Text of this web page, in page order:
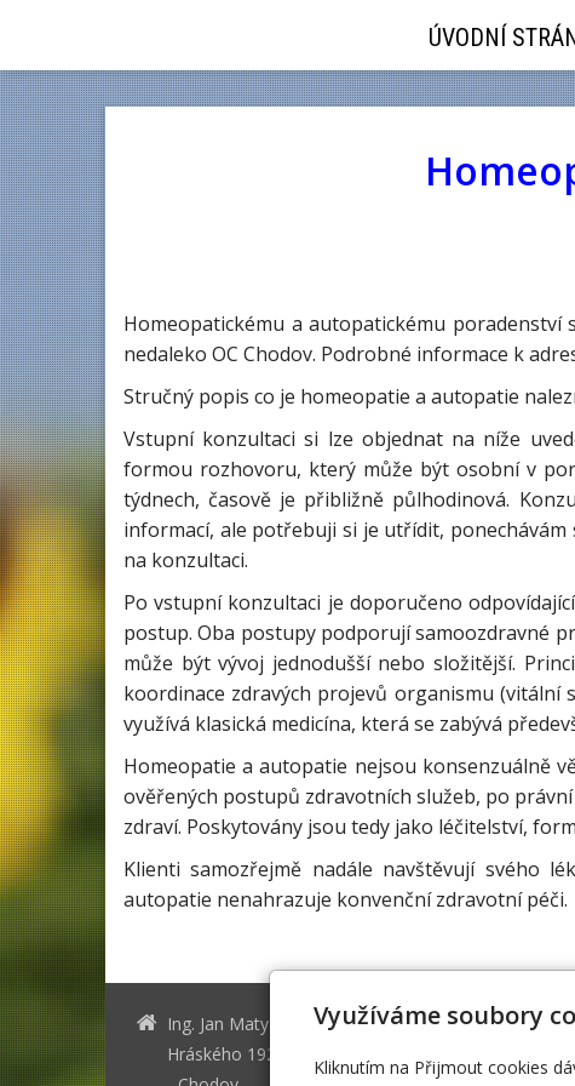
ÚVODNÍ
Homeopatickému a autopatickému
nedaleko OC Chodov. Podrobné informace k
Stručný popis co je homeopatie a autopatie
Vstupní konzultaci si lze objednat na níže
formou rozhovoru, který může být osobní v
týdnech, časově je přibližně půlhodinová.
informací, ale potřebuji si je utřídit,
na konzultaci.
Po vstupní konzultaci je doporučeno
postup. Oba postupy podporují samoozdravné
může být vývoj jednodušší nebo složitější.
koordinace zdravých projevů organismu (vitální
využívá klasická medicína, která se zabývá
Homeopatie a autopatie nejsou konsenzuálně
ověřených postupů zdravotních služeb, po
zdraví. Poskytovány jsou tedy jako léčitelství,
Klienti samozřejmě nadále navštěvují svého
autopatie nenahrazuje konvenční zdravotní péči.
Ing. Jan Matyáš
Hráského 1929/23, Praha 4
Využíváme soubory
Kliknutím na Přijmout cookies